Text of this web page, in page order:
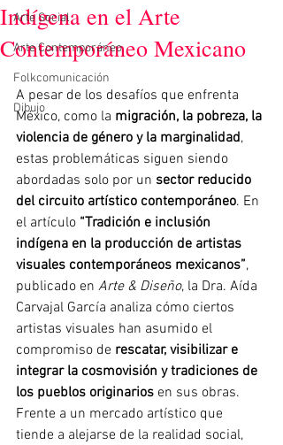
Arte Social
Arte Contemporáneo
Folkcomunicación
Dibujo
Indígena en el Arte
Contemporáneo Mexicano
A pesar de los desafíos que enfrenta
México, como la migración, la pobreza, la
violencia de género y la marginalidad,
estas problemáticas siguen siendo
abordadas solo por un sector reducido
del circuito artístico contemporáneo. En
el artículo “Tradición e inclusión
indígena en la producción de artistas
visuales contemporáneos mexicanos”,
publicado en Arte & Diseño, la Dra. Aída
Carvajal García analiza cómo ciertos
artistas visuales han asumido el
compromiso de rescatar, visibilizar e
integrar la cosmovisión y tradiciones de
los pueblos originarios en sus obras.
Frente a un mercado artístico que
tiende a alejarse de la realidad social,